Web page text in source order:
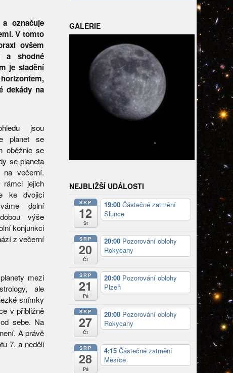
označuje
V tomto
ovšem
a shodné
je sladění
dekády na
jsou
planet se
oběžnic se
se planeta
večerní.
jejich
ke dvojici
dolní
výše
konjunkci
z večerní
mezi
ale
snímky
v přibližně
sebe. Na
A právě
7. a neděli
GALERIE
NEJBLIŽŠÍ UDÁLOSTI
SRP
12
St
19:00 Částečné zatmění
Slunce
SRP
20
Čt
20:00 Pozorování oblohy
Rokycany
SRP
21
Pá
20:00 Pozorování oblohy
Plzeň
SRP
27
Čt
20:00 Pozorování oblohy
Rokycany
SRP
28
Pá
4:15 Částečné zatmění
Měsíce